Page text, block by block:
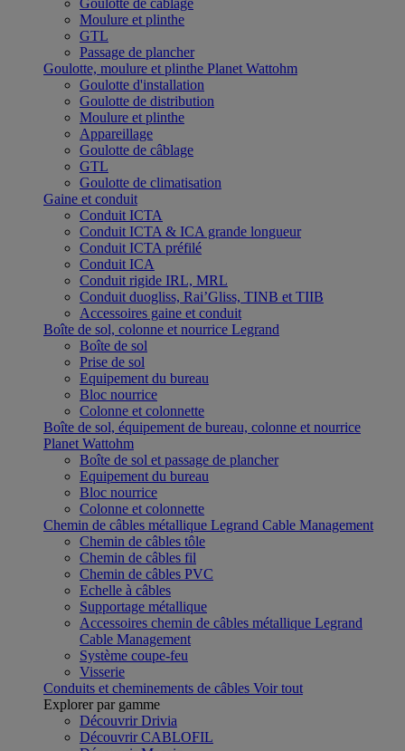
Goulotte de câblage
Moulure et plinthe
GTL
Passage de plancher
Goulotte, moulure et plinthe Planet Wattohm
Goulotte d'installation
Goulotte de distribution
Moulure et plinthe
Appareillage
Goulotte de câblage
GTL
Goulotte de climatisation
Gaine et conduit
Conduit ICTA
Conduit ICTA & ICA grande longueur
Conduit ICTA préfilé
Conduit ICA
Conduit rigide IRL, MRL
Conduit duogliss, Rai’Gliss, TINB et TIIB
Accessoires gaine et conduit
Boîte de sol, colonne et nourrice Legrand
Boîte de sol
Prise de sol
Equipement du bureau
Bloc nourrice
Colonne et colonnette
Boîte de sol, équipement de bureau, colonne et nourrice
Planet Wattohm
Boîte de sol et passage de plancher
Equipement du bureau
Bloc nourrice
Colonne et colonnette
Chemin de câbles métallique Legrand Cable Management
Chemin de câbles tôle
Chemin de câbles fil
Chemin de câbles PVC
Echelle à câbles
Supportage métallique
Accessoires chemin de câbles métallique Legrand
Cable Management
Système coupe-feu
Visserie
Conduits et cheminements de câbles Voir tout
Explorer par gamme
Découvrir Drivia
Découvrir CABLOFIL